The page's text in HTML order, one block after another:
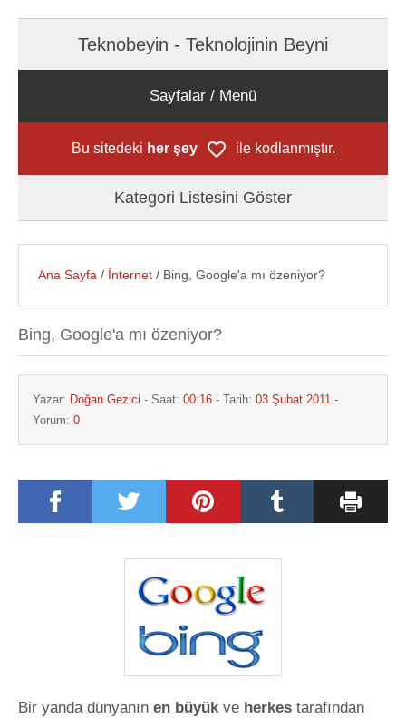
Teknobeyin - Teknolojinin Beyni
Sayfalar / Menü
Bu sitedeki her şey ile kodlanmıştır.
Kategori Listesini Göster
Ana Sayfa / İnternet / Bing, Google'a mı özeniyor?
Bing, Google'a mı özeniyor?
Yazar: Doğan Gezici - Saat: 00:16 - Tarih: 03 Şubat 2011 -
Yorum: 0
Bir yanda dünyanın en büyükve herkes tarafından